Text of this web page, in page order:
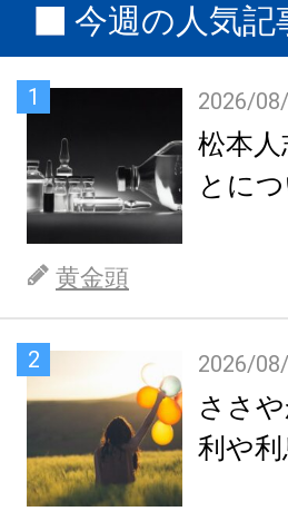
今週の人気記
1 2026/
松本
とに
黄金頭
2 2026/
ささ
利や